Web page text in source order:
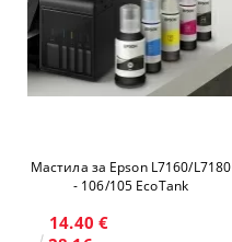
Мастила за Epson L7160/L7180
- 106/105 EcoTank
14.40 €